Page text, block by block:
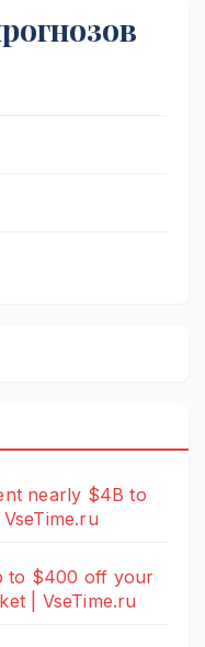
nearly $4B to
to $400 off your
| VseTime.ru